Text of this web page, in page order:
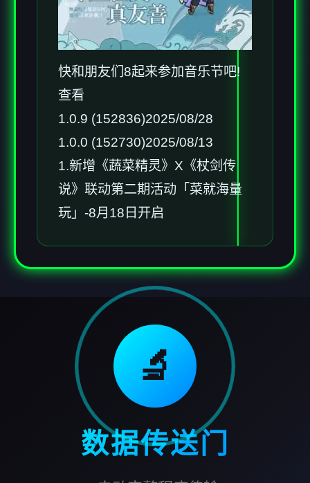
快和朋友们8起来参加音乐节吧!
查看
1.0.9 (152836)2025/08/28
1.0.0 (152730)2025/08/13
1.新增《蔬菜精灵》X《杖剑传
说》联动第二期活动「菜就海量
玩」-8月18日开启
🔬
数据传送门